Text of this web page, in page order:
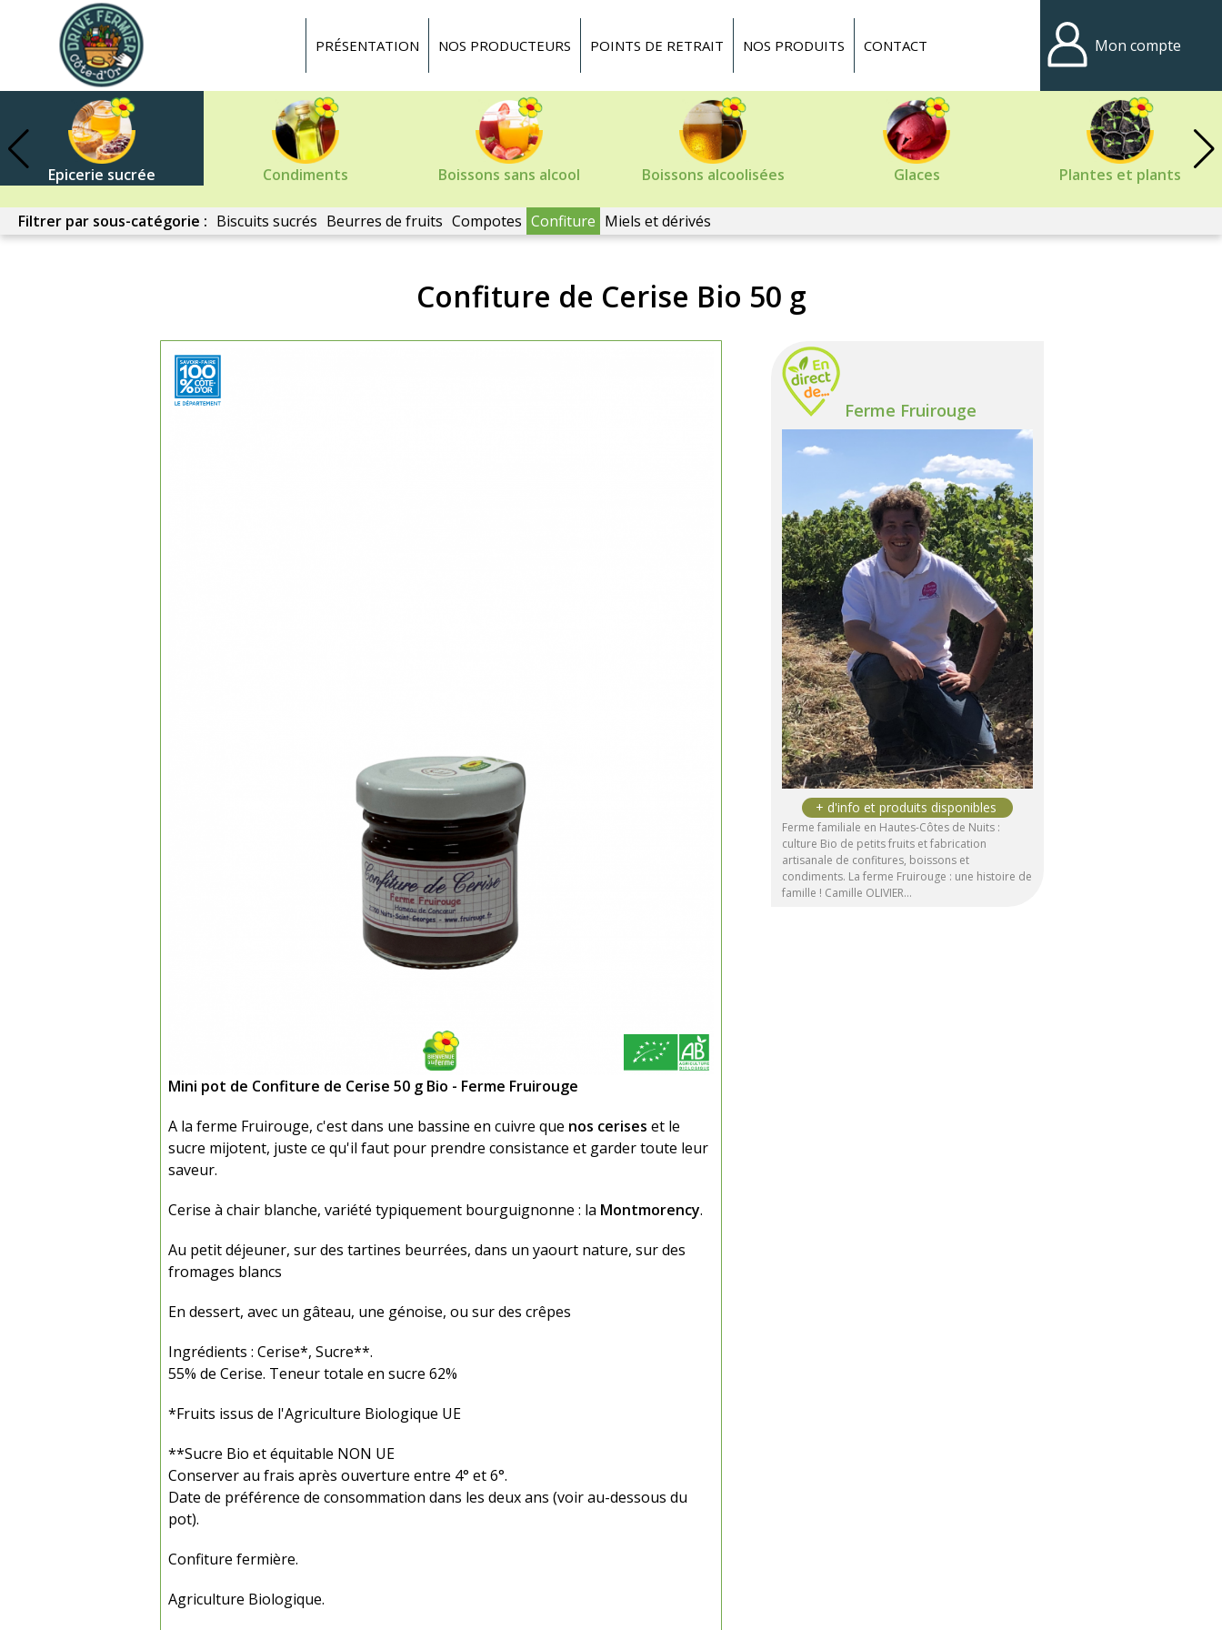
PRÉSENTATION NOS PRODUCTEURS POINTS DE RETRAIT NOS PRODUITS CONTACT Mon compte
Epicerie sucrée Condiments Boissons sans alcool Boissons alcoolisées Glaces Plantes et plants
Filtrer par sous-catégorie : Biscuits sucrés Beurres de fruits Compotes Confiture Miels et dérivés
Confiture de Cerise Bio 50 g
Mini pot de Confiture de Cerise 50 g Bio - Ferme Fruirouge
A la ferme Fruirouge, c'est dans une bassine en cuivre que nos cerises et le
sucre mijotent, juste ce qu'il faut pour prendre consistance et garder toute leur
saveur.
Cerise à chair blanche, variété typiquement bourguignonne : la Montmorency.
Au petit déjeuner, sur des tartines beurrées, dans un yaourt nature, sur des
fromages blancs
En dessert, avec un gâteau, une génoise, ou sur des crêpes
Ingrédients : Cerise*, Sucre**.
55% de Cerise. Teneur totale en sucre 62%
*Fruits issus de l'Agriculture Biologique UE
**Sucre Bio et équitable NON UE
Conserver au frais après ouverture entre 4° et 6°.
Date de préférence de consommation dans les deux ans (voir au-dessous du
pot).
Confiture fermière.
Agriculture Biologique.
Ferme Fruirouge
Ferme familiale en Hautes-Côtes de Nuits :
culture Bio de petits fruits et fabrication
artisanale de confitures, boissons et
condiments. La ferme Fruirouge : une histoire de
famille ! Camille OLIVIER…